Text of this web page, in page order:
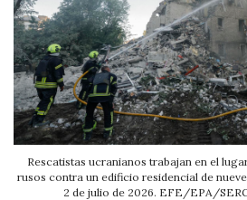
Rescatistas ucranianos trabajan en el
rusos contra un edificio residencial de
2 de julio de 2026. EFE/EPA/